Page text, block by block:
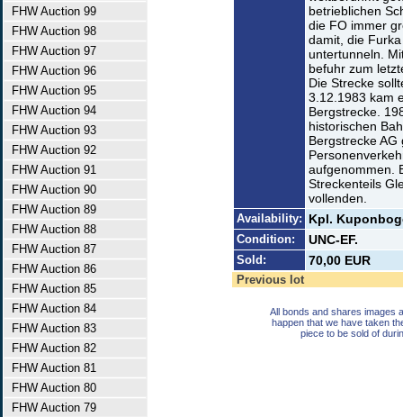
FHW Auction 99
FHW Auction 98
FHW Auction 97
FHW Auction 96
FHW Auction 95
FHW Auction 94
FHW Auction 93
FHW Auction 92
FHW Auction 91
FHW Auction 90
FHW Auction 89
FHW Auction 88
FHW Auction 87
FHW Auction 86
FHW Auction 85
FHW Auction 84
FHW Auction 83
FHW Auction 82
FHW Auction 81
FHW Auction 80
FHW Auction 79
betrieblichen
die FO immer
damit, die
untertunneln.
befuhr zum
Die Strecke
3.12.1983 kam
Bergstrecke.
historischen
Bergstrecke
aufgenommen.
Streckenteils
vollenden.
Availability: Kpl.
Condition: UNC-EF.
Sold: 70,00 EUR
Previous lot
All bonds and shares images
happen that we have taken
piece to be sold of